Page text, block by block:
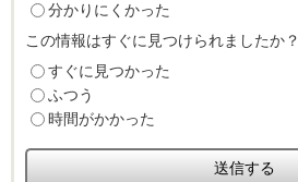
分かりにくかった
この情報はすぐに見つけられましたか？
すぐに見つかった
ふつう
時間がかかった